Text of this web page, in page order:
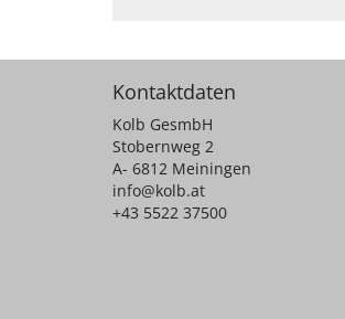
Kontaktdaten
Kolb GesmbH
Stobernweg 2
A- 6812 Meiningen
info@kolb.at
+43 5522 37500